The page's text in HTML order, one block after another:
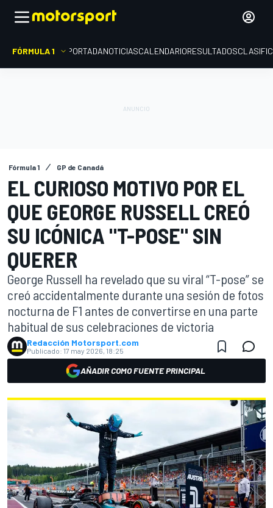
FÓRMULA 1 PORTADANOTICIASCALENDARIORESULTADOS
Fórmula 1 GP de Canadá
EL CURIOSO MOTIVO POR EL
QUE GEORGE RUSSELL CREÓ
SU ICÓNICA "T-POSE" SIN
QUERER
George Russell ha revelado que su viral “T-pose” se
creó accidentalmente durante una sesión de fotos
nocturna de F1 antes de convertirse en una parte
habitual de sus celebraciones de victoria
Redacción Motorsport.com
Publicado: 17 may 2026, 18:25
AÑADIR COMO FUENTE PRINCIPAL